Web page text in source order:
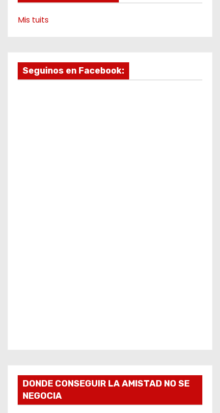
Mis tuits
Seguinos en Facebook:
DONDE CONSEGUIR LA AMISTAD NO SE
NEGOCIA